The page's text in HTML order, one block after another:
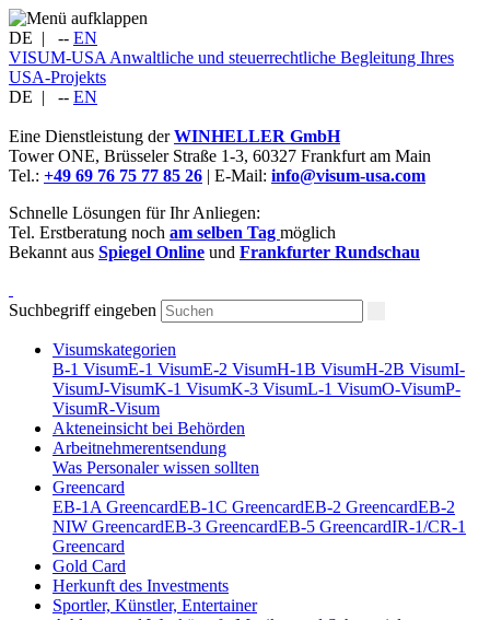
DE | -- EN
VISUM-USA Anwaltliche und steuerrechtliche Begleitung Ihres
USA-Projekts
DE | -- EN
Eine Dienstleistung derWINHELLER GmbH
Tower ONE, Brüsseler Straße 1-3, 60327 Frankfurt am Main
Tel.: +49 69 76 75 77 85 26 | E-Mail: info@visum-usa.com
Schnelle Lösungen für Ihr Anliegen:
Tel. Erstberatung noch am selben Tag möglich
Bekannt aus Spiegel Online und Frankfurter Rundschau
Suchbegriff eingeben
Visumskategorien
B-1 VisumE-1 VisumE-2 VisumH-1B VisumH-2B VisumI-
VisumJ-VisumK-1 VisumK-3 VisumL-1 VisumO-VisumP-
VisumR-Visum
Akteneinsicht bei Behörden
Arbeitnehmerentsendung
Was Personaler wissen sollten
Greencard
EB-1A GreencardEB-1C GreencardEB-2 GreencardEB-2
NIW GreencardEB-3 GreencardEB-5 GreencardIR-1/CR-1
Greencard
Gold Card
Herkunft des Investments
Sportler, Künstler, Entertainer